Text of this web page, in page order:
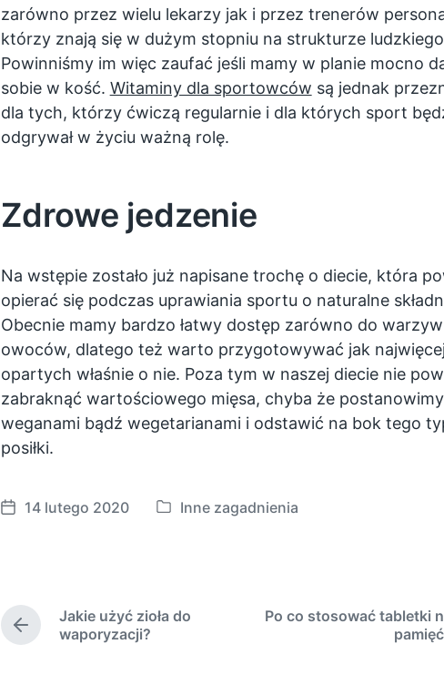
zarówno przez wielu lekarzy jak i przez trenerów
którzy znają się w dużym stopniu na strukturze ludzkiego
Powinniśmy im więc zaufać jeśli mamy w planie mocno
sobie w kość. Witaminy dla sportowców są jednak
dla tych, którzy ćwiczą regularnie i dla których sport
odgrywał w życiu ważną rolę.
Zdrowe jedzenie
Na wstępie zostało już napisane trochę o diecie, która
opierać się podczas uprawiania sportu o naturalne
Obecnie mamy bardzo łatwy dostęp zarówno do
owoców, dlatego też warto przygotowywać jak
opartych właśnie o nie. Poza tym w naszej diecie nie
zabraknąć wartościowego mięsa, chyba że
weganami bądź wegetarianami i odstawić na bok tego
posiłki.
P
d
a
14 lutego 2020
P
d
Inne zagadnienia
P
r
Jakie użyć zioła do
waporyzacji?
Po co stosować tabletki